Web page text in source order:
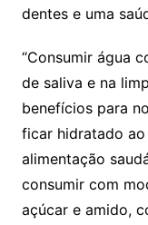
dentes e uma
“Consumir água
de saliva e na
benefícios para
ficar hidratado
alimentação
consumir com
açúcar e amido,